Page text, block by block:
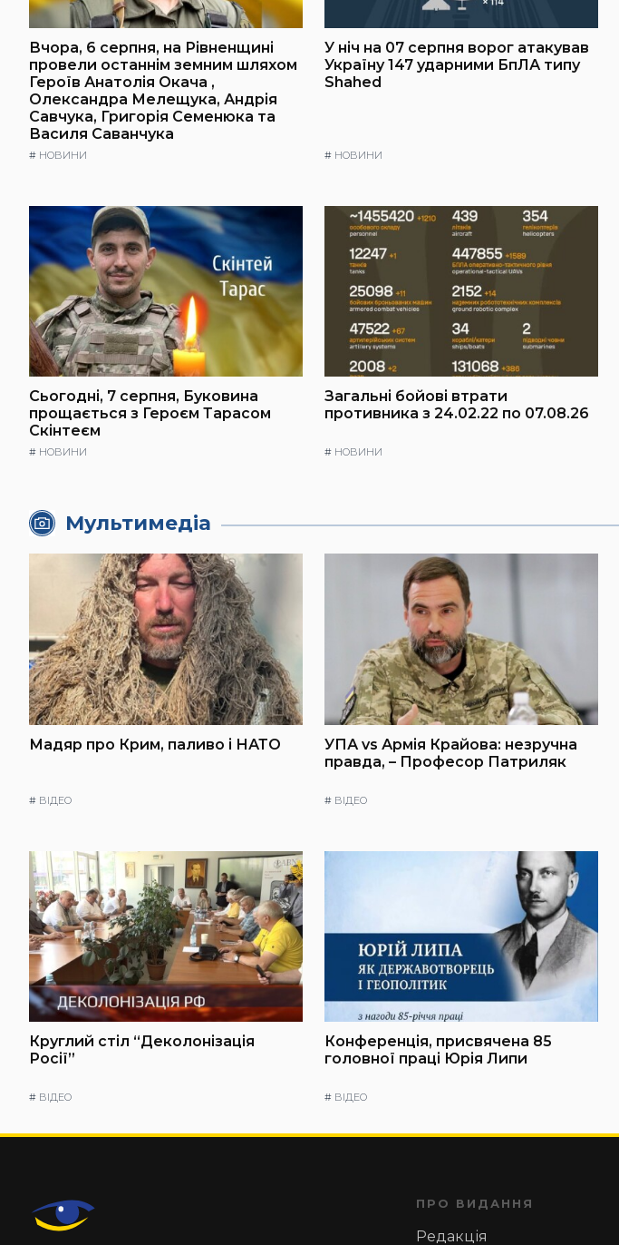
Вчора, 6 серпня, на Рівненщині
провели останнім земним шляхом
Героїв Анатолія Окача ,
Олександра Мелещука, Андрія
Савчука, Григорія Семенюка та
Василя Саванчука
# НОВИНИ
У ніч на 07 серпня ворог атакував
Україну 147 ударними БпЛА типу
Shahed
# НОВИНИ
Сьогодні, 7 серпня, Буковина
прощається з Героєм Тарасом
Скінтеєм
# НОВИНИ
Загальні бойові втрати
противника з 24.02.22 по 07.08.26
# НОВИНИ
Мультимедіа
Мадяр про Крим, паливо і НАТО
# ВІДЕО
УПА vs Армія Крайова: незручна
правда, – Професор Патриляк
# ВІДЕО
Круглий стіл “Деколонізація
Росії”
# ВІДЕО
Конференція, присвячена 85
головної праці Юрія Липи
# ВІДЕО
ПРО ВИДАННЯ
Редакція